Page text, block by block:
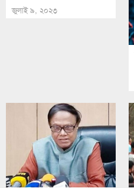
জুলাই ৯, ২০২৩